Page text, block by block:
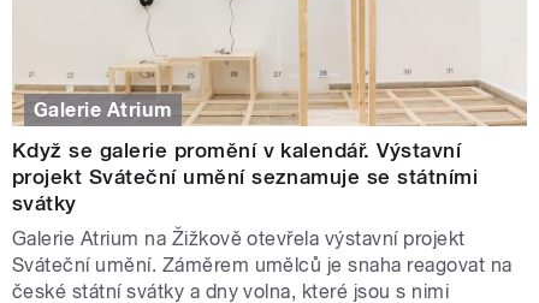
Galerie Atrium
Když se galerie promění v kalendář. Výstavní
projekt Sváteční umění seznamuje se státními
svátky
Galerie Atrium na Žižkově otevřela výstavní projekt
Sváteční umění. Záměrem umělců je snaha reagovat na
české státní svátky a dny volna, které jsou s nimi